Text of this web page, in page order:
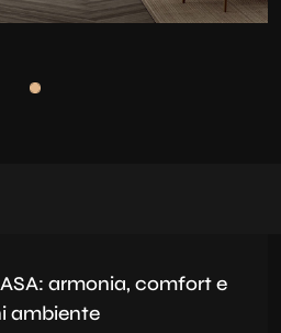
armonia, comfort e
ambiente